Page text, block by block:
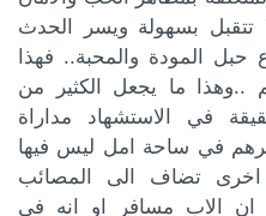
تتقبل بسهولة ويسر الحدث
المودة والمحبة.. فهذا
..وهذا ما يجعل الكثير من
في الاستشهاد مداراة
في ساحة امل ليس فيها
تضاف الى المصائب
ان الاب مسافر او انه في